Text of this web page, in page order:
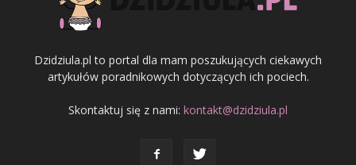
Dzidziula.pl to portal dla mam poszukujących ciekawych
artykułów poradnikowych dotyczących ich pociech.
Skontaktuj się z nami: kontakt@dzidziula.pl